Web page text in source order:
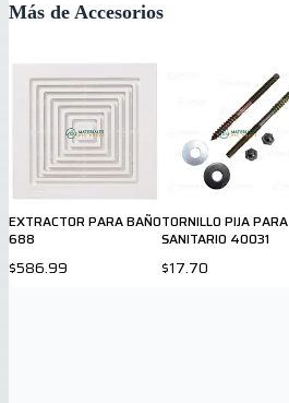
Más de Accesorios
EXTRACTOR PARA BAÑO
688
$586.99
TORNILLO PIJA PARA
SANITARIO 40031
$17.70